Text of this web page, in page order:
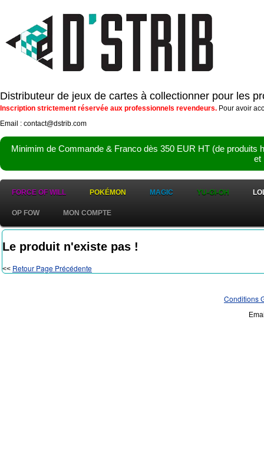
Distributeur de jeux de cartes à collectionner pour les
Inscription strictement réservée aux professionnels revendeurs. Pour avoir
Email : contact@dstrib.com
Minimim de Commande & Franco dès 350 EUR HT (de
et
FORCE OF WILL POKÉMON MAGIC YU-GI-OH
OP FOW MON COMPTE
Le produit n'existe pas !
<< Retour Page Précédente
Conditions